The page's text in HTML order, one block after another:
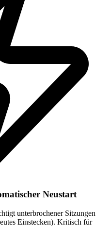
Neustart
unterbrochener Sitzungen
Einstecken). Kritisch für